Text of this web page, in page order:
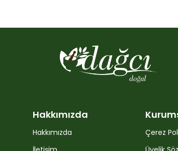
Hakkımızda
Hakkımızda
Çerez